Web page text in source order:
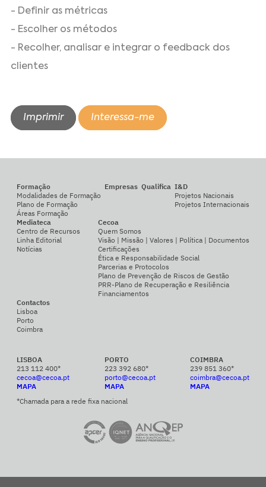
- Definir as métricas
- Escolher os métodos
- Recolher, analisar e integrar o feedback dos
clientes
Imprimir Interessa-me
Formação
Modalidades de Formação
Plano de Formação
Áreas Formação
Empresas Qualifica I&D
Projetos Nacionais
Projetos Internacionais
Mediateca
Centro de Recursos
Linha Editorial
Notícias
Cecoa
Quem Somos
Visão | Missão | Valores | Política | Documentos
Certificações
Ética e Responsabilidade Social
Parcerias e Protocolos
Plano de Prevenção de Riscos de Gestão
PRR-Plano de Recuperação e Resiliência
Financiamentos
Contactos
Lisboa
Porto
Coimbra
LISBOA
213 112 400*
cecoa@cecoa.pt
MAPA
PORTO
223 392 680*
porto@cecoa.pt
MAPA
COIMBRA
239 851 360*
coimbra@cecoa.pt
MAPA
*Chamada para a rede fixa nacional